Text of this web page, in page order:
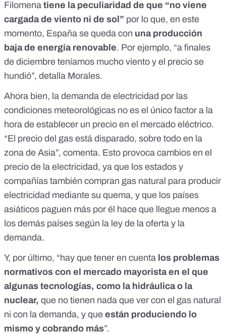
Filomena tiene la peculiaridad de que “no viene
cargada de viento ni de sol” por lo que, en este
momento, España se queda con una producción
baja de energía renovable. Por ejemplo, “a finales
de diciembre teníamos mucho viento y el precio se
hundió”, detalla Morales.
Ahora bien, la demanda de electricidad por las
condiciones meteorológicas no es el único factor a la
hora de establecer un precio en el mercado eléctrico.
“El precio del gas está disparado, sobre todo en la
zona de Asia”, comenta. Esto provoca cambios en el
precio de la electricidad, ya que los estados y
compañías también compran gas natural para producir
electricidad mediante su quema, y que los países
asiáticos paguen más por él hace que llegue menos a
los demás países según la ley de la oferta y la
demanda.
Y, por último, “hay que tener en cuenta los problemas
normativos con el mercado mayorista en el que
algunas tecnologías, como la hidráulica o la
nuclear, que no tienen nada que ver con el gas natural
ni con la demanda, y que están produciendo lo
mismo y cobrando más”.